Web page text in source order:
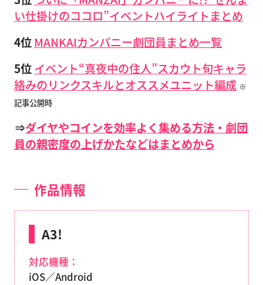
い仕掛けのココロ”イベントハイライトまとめ
4位MANKAIカンパニー劇団員まとめ一覧
5位イベント“真夜中の住人”スカウト旬キャラ
絡みのリンクスキルとオススメユニット編成 ※
記事公開時
⇒ダイヤやコインを効率よく集める方法・劇団
員の親密度の上げかたなどはまとめから
作品情報
A3!
対応機種：
iOS／Android